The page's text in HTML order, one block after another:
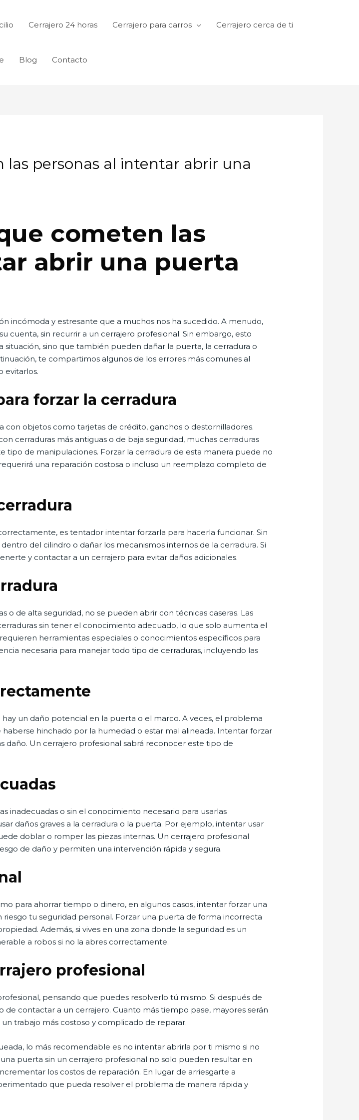
Cerrajero 24 horas Cerrajero para carros Cerrajero cerca de ti
Blog Contacto
personas al intentar abrir una
cometen las
abrir una puerta
incómoda y estresante que a muchos nos ha sucedido. A menudo,
cuenta, sin recurrir a un cerrajero profesional. Sin embargo, esto
sino que también pueden dañar la puerta, la cerradura o
te compartimos algunos de los errores más comunes al
evitarlos.
forzar la cerradura
objetos como tarjetas de crédito, ganchos o destornilladores.
cerraduras más antiguas o de baja seguridad, muchas cerraduras
tipo de manipulaciones. Forzar la cerradura de esta manera puede no
una reparación costosa o incluso un reemplazo completo de
es tentador intentar forzarla para hacerla funcionar. Sin
del cilindro o dañar los mecanismos internos de la cerradura. Si
y contactar a un cerrajero para evitar daños adicionales.
o de alta seguridad, no se pueden abrir con técnicas caseras. Las
sin tener el conocimiento adecuado, lo que solo aumenta el
herramientas especiales o conocimientos específicos para
necesaria para manejar todo tipo de cerraduras, incluyendo las
un daño potencial en la puerta o el marco. A veces, el problema
hinchado por la humedad o estar mal alineada. Intentar forzar
daño. Un cerrajero profesional sabrá reconocer este tipo de
inadecuadas o sin el conocimiento necesario para usarlas
daños graves a la cerradura o la puerta. Por ejemplo, intentar usar
doblar o romper las piezas internas. Un cerrajero profesional
de daño y permiten una intervención rápida y segura.
para ahorrar tiempo o dinero, en algunos casos, intentar forzar una
tu seguridad personal. Forzar una puerta de forma incorrecta
Además, si vives en una zona donde la seguridad es un
a robos si no la abres correctamente.
profesional
pensando que puedes resolverlo tú mismo. Si después de
contactar a un cerrajero. Cuanto más tiempo pase, mayores serán
trabajo más costoso y complicado de reparar.
lo más recomendable es no intentar abrirla por ti mismo si no
puerta sin un cerrajero profesional no solo pueden resultar en
los costos de reparación. En lugar de arriesgarte a
que pueda resolver el problema de manera rápida y